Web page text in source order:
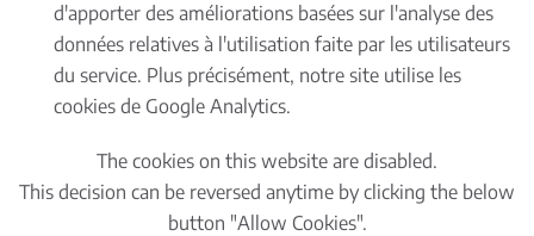
d'apporter des améliorations basées sur l'analyse des
données relatives à l'utilisation faite par les utilisateurs
du service. Plus précisément, notre site utilise les
cookies de Google Analytics.
The cookies on this website are disabled.
This decision can be reversed anytime by clicking the below
button "Allow Cookies".